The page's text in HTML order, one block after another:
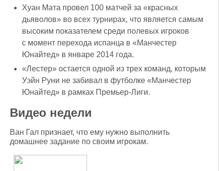
Хуан Мата провел 100 матчей за «красных
дьяволов» во всех турнирах, что является самым
высоким показателем среди полевых игроков
с момент перехода испанца в «Манчестер
Юнайтед» в январе 2014 года.
«Лестер» остается одной из трех команд, которым
Уэйн Руни не забивал в футболке «Манчестер
Юнайтед» в рамках Премьер-Лиги.
Видео недели
Ван Гал признает, что ему нужно выполнить
домашнее задание по своим игрокам.